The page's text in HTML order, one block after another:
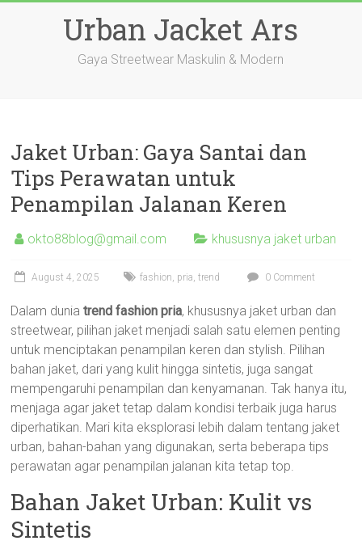
Urban Jacket Ars
Gaya Streetwear Maskulin & Modern
Jaket Urban: Gaya Santai dan
Tips Perawatan untuk
Penampilan Jalanan Keren
okto88blog@gmail.com khususnya jaket urban
August 4, 2025 fashion, pria,trend 0 Comment
Dalam duniatrend fashion pria, khususnya jaket urban dan
streetwear, pilihan jaket menjadi salah satu elemen penting
untuk menciptakan penampilan keren dan stylish. Pilihan
bahan jaket, dari yang kulit hingga sintetis, juga sangat
mempengaruhi penampilan dan kenyamanan. Tak hanya itu,
menjaga agar jaket tetap dalam kondisi terbaik juga harus
diperhatikan. Mari kita eksplorasi lebih dalam tentang jaket
urban, bahan-bahan yang digunakan, serta beberapa tips
perawatan agar penampilan jalanan kita tetap top.
Bahan Jaket Urban: Kulit vs
Sintetis